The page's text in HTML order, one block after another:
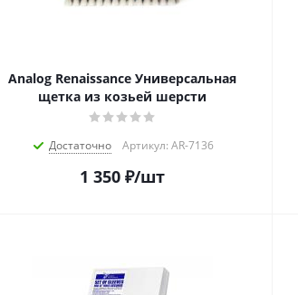
Analog Renaissance Универсальная
щетка из козьей шерсти
Достаточно Артикул: AR-7136
1 350 ₽/шт